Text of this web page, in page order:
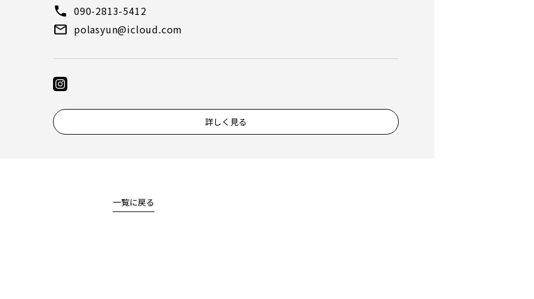
090-2813-5412
polasyun@icloud.com
詳しく見る
一覧に戻る